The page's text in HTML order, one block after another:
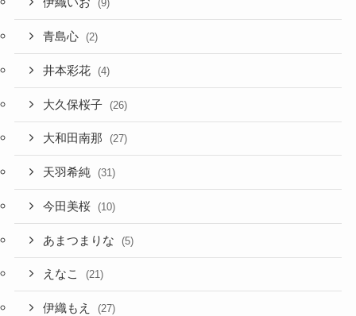
伊織いお (9)
青島心 (2)
井本彩花 (4)
大久保桜子 (26)
大和田南那 (27)
天羽希純 (31)
今田美桜 (10)
あまつまりな (5)
えなこ (21)
伊織もえ (27)